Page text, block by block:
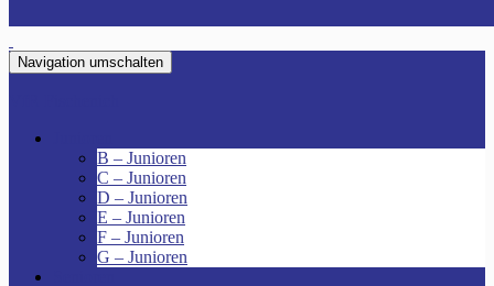
Navigation umschalten
B – Junioren
C – Junioren
D – Junioren
E – Junioren
F – Junioren
G – Junioren